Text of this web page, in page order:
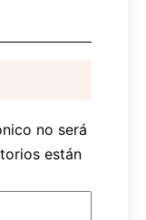
no será
están